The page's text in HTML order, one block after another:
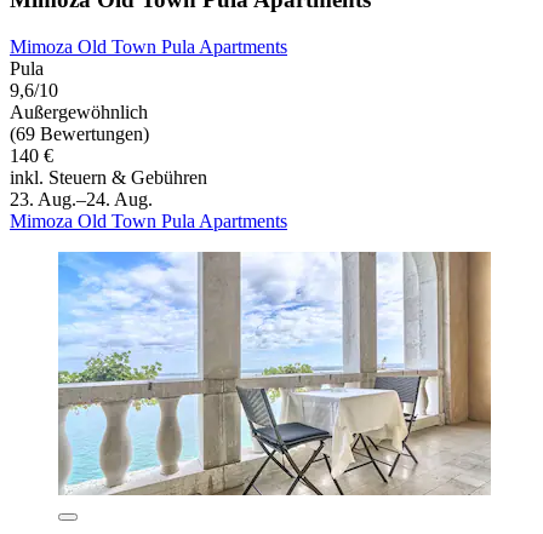
Mimoza Old Town Pula Apartments
Pula
9,6/10
Außergewöhnlich
(69 Bewertungen)
140 €
inkl. Steuern & Gebühren
23. Aug.–24. Aug.
Mimoza Old Town Pula Apartments